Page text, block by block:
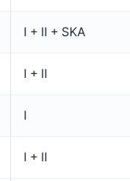
I + II + SKA
I + II
I
I + II